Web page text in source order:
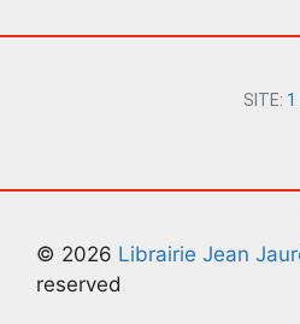
SITE: 1
© 2026 Librairie Jean
reserved